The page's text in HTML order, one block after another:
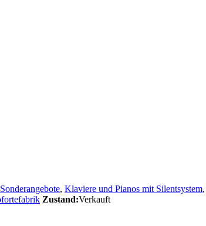
, Klaviere und Pianos mit Silentsystem,
Zustand:Verkauft